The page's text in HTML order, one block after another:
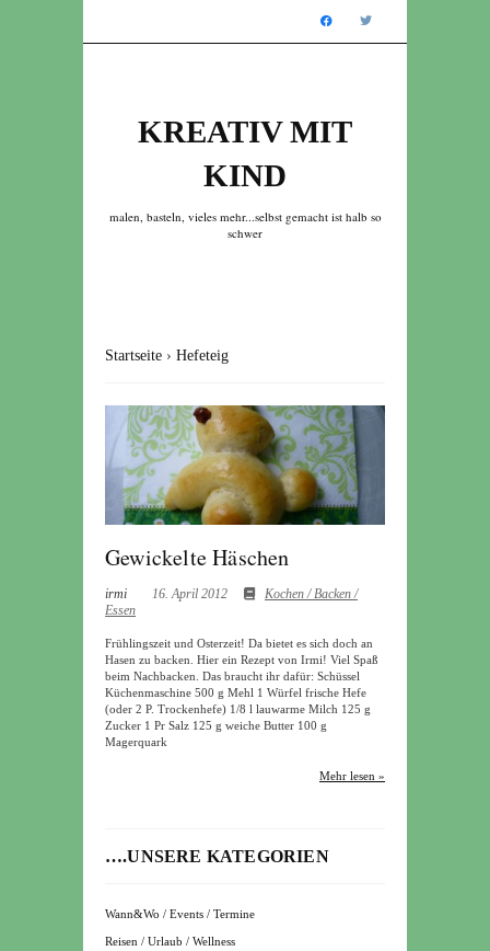
KREATIV MIT
KIND
malen, basteln, vieles mehr...selbst gemacht ist halb so
schwer
Startseite › Hefeteig
Gewickelte Häschen
irmi 16. April 2012
Kochen / Backen /
Essen
Frühlingszeit und Osterzeit! Da bietet es sich doch an
Hasen zu backen. Hier ein Rezept von Irmi! Viel Spaß
beim Nachbacken. Das braucht ihr dafür: Schüssel
Küchenmaschine 500 g Mehl 1 Würfel frische Hefe
(oder 2 P. Trockenhefe) 1/8 l lauwarme Milch 125 g
Zucker 1 Pr Salz 125 g weiche Butter 100 g
Magerquark
Mehr lesen »
….UNSERE KATEGORIEN
Wann&Wo / Events / Termine
Reisen / Urlaub / Wellness